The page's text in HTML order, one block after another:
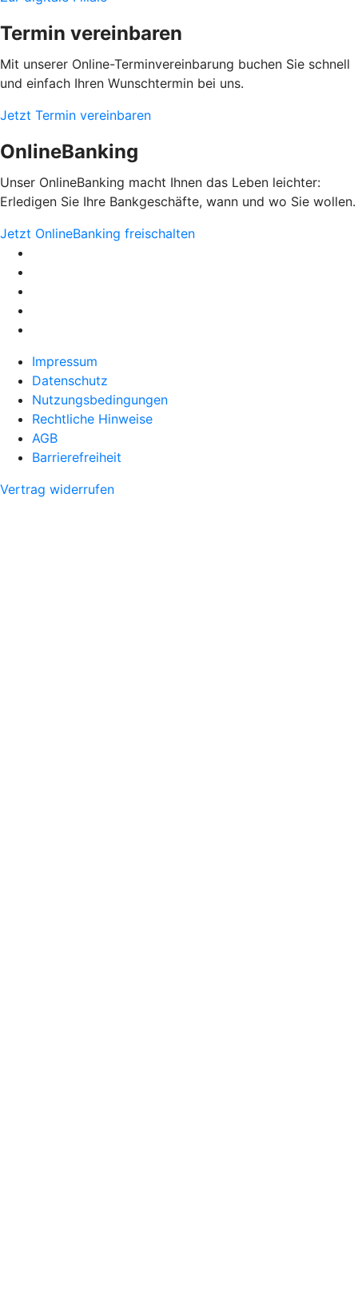
Termin vereinbaren
Mit unserer Online-Terminvereinbarung buchen Sie schnell
und einfach Ihren Wunschtermin bei uns.
Jetzt Termin vereinbaren
OnlineBanking
Unser OnlineBanking macht Ihnen das Leben leichter:
Erledigen Sie Ihre Bankgeschäfte, wann und wo Sie wollen.
Jetzt OnlineBanking freischalten
Impressum
Datenschutz
Nutzungsbedingungen
Rechtliche Hinweise
AGB
Barrierefreiheit
Vertrag widerrufen